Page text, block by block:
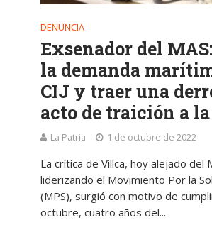
DENUNCIA
Exsenador del
la demanda
CIJ y traer una
acto de traición a
La Patria 1 de octubre de 2022
La crítica de Villca, hoy alejado del
liderizando el Movimiento Por la
(MPS), surgió con motivo de
octubre, cuatro años del...